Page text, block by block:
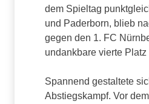
dem Spieltag
und Paderborn, blieb
gegen den 1. FC
undankbare vierte Platz
Spannend gestaltete
Abstiegskampf. Vor